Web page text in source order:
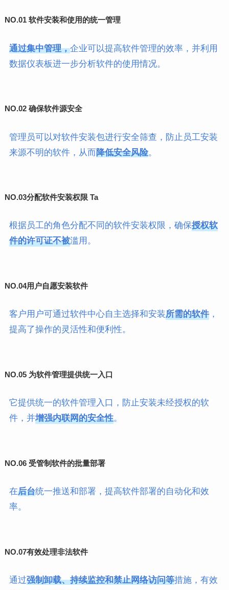
NO.01软件安装和使用的统一管理
通过集中管理，企业可以提高软件管理的效率，并利用
数据仪表板进一步分析软件的使用情况。
NO.02 确保软件源安全
管理员可以对软件安装包进行安全筛查，防止员工安装
来源不明的软件，从而降低安全风险。
NO.03分配软件安装权限 Ta
根据员工的角色分配不同的软件安装权限，确保授权软
件的许可证不被滥用。
NO.04用户自愿安装软件
客户用户可通过软件中心自主选择和安装所需的软件，
提高了操作的灵活性和便利性。
NO.05 为软件管理提供统一入口
它提供统一的软件管理入口，防止安装未经授权的软
件，并增强内联网的安全性。
NO.06受管制软件的批量部署
在后台统一推送和部署，提高软件部署的自动化和效
率。
NO.07有效处理非法软件
通过强制卸载、持续监控和禁止网络访问等措施，有效